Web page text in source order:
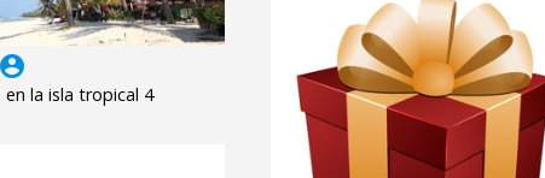
account_circle
en la isla tropical 4